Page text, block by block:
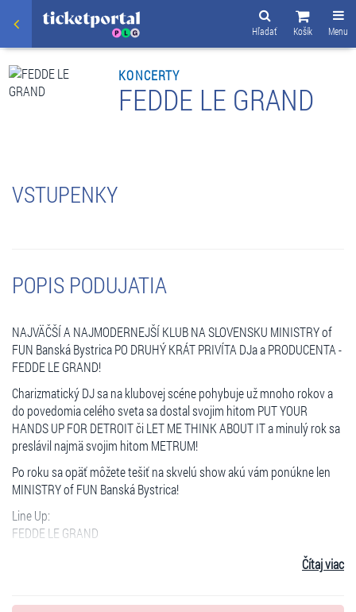
Menu
Košík
Hľadať
KONCERTY
FEDDE LE GRAND
VSTUPENKY
POPIS PODUJATIA
NAJVÄČŠÍ A NAJMODERNEJŠÍ KLUB NA SLOVENSKU MINISTRY of
FUN Banská Bystrica PO DRUHÝ KRÁT PRIVÍTA DJa a PRODUCENTA -
FEDDE LE GRAND!
Charizmatický DJ sa na klubovej scéne pohybuje už mnoho rokov a
do povedomia celého sveta sa dostal svojim hitom PUT YOUR
HANDS UP FOR DETROIT či LET ME THINK ABOUT IT a minulý rok sa
preslávil najmä svojim hitom METRUM!
Po roku sa opäť môžete tešiť na skvelú show akú vám ponúkne len
MINISTRY of FUN Banská Bystrica!
Line Up:
FEDDE LE GRAND
Čítaj viac